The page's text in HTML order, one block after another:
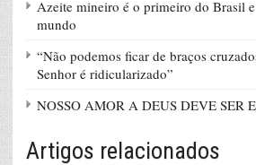
Azeite mineiro é o primeiro do Brasil
mundo
“Não podemos ficar de braços
Senhor é ridicularizado”
NOSSO AMOR A DEUS DEVE SER
Artigos relacionados